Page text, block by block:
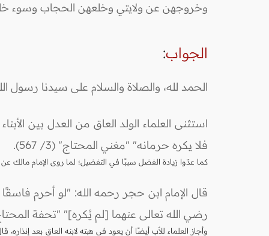
وخروجهن عن ولايتي وخلعهن الحجاب وسوء
الجواب:
الحمد لله، والصلاة والسلام على سيدنا رسول
استثنى العلماء الولد العاق من العدل بين
فلا يكره حرمانه" "مغني المحتاج" (3/ 567).
كما عدّوا زيادة الفضل سببًا في التفضيل؛ لما روى الإمام مالك عن
قال الإمام ابن حجر رحمه الله: "لو أحرم
رضي الله تعالى عنهما [لم يُكره]" "تحفة المحتاج" (6/
وأجاز العلماء للأب أيضًا أن يعود في هبته لابنه العاق بعد